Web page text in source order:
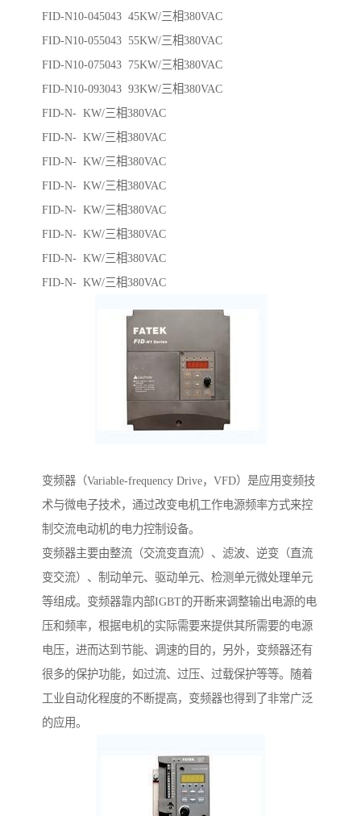
FID-N10-045043 45KW/三相380VAC
FID-N10-055043 55KW/三相380VAC
FID-N10-075043 75KW/三相380VAC
FID-N10-093043 93KW/三相380VAC
FID-N- KW/三相380VAC
FID-N- KW/三相380VAC
FID-N- KW/三相380VAC
FID-N- KW/三相380VAC
FID-N- KW/三相380VAC
FID-N- KW/三相380VAC
FID-N- KW/三相380VAC
FID-N- KW/三相380VAC
变频器（Variable-frequency Drive，VFD）是应用变频技
术与微电子技术，通过改变电机工作电源频率方式来控
制交流电动机的电力控制设备。
变频器主要由整流（交流变直流）、滤波、逆变（直流
变交流）、制动单元、驱动单元、检测单元微处理单元
等组成。变频器靠内部IGBT的开断来调整输出电源的电
压和频率，根据电机的实际需要来提供其所需要的电源
电压，进而达到节能、调速的目的，另外，变频器还有
很多的保护功能，如过流、过压、过载保护等等。随着
工业自动化程度的不断提高，变频器也得到了非常广泛
的应用。